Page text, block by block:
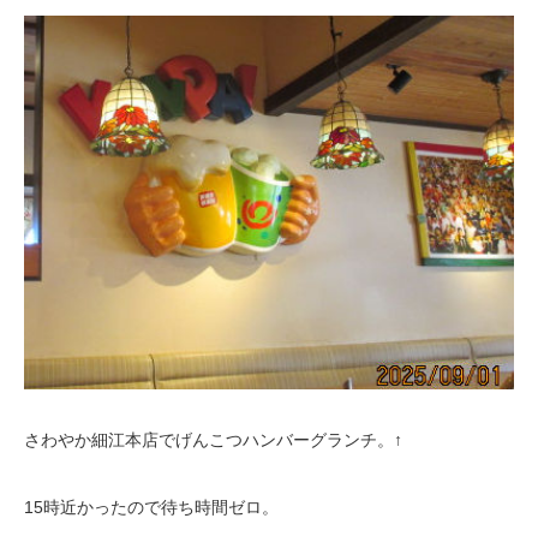
さわやか細江本店でげんこつハンバーグランチ。↑
15時近かったので待ち時間ゼロ。